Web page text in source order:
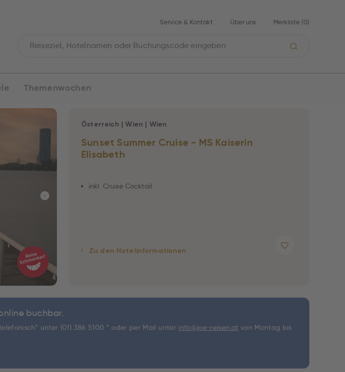
Service & Kontakt Über uns Merkliste (0)
Themenwochen
Sunset Summer Cruise - MS Kaiserin
Elisabeth
Österreich |Wien | Wien
inkl. Cruise Cocktail
Zu den Hotelinformationen
buchbar.
unter (01) 386 5100 * oder per Mail unter info@joe-reisen.at von Montag bis